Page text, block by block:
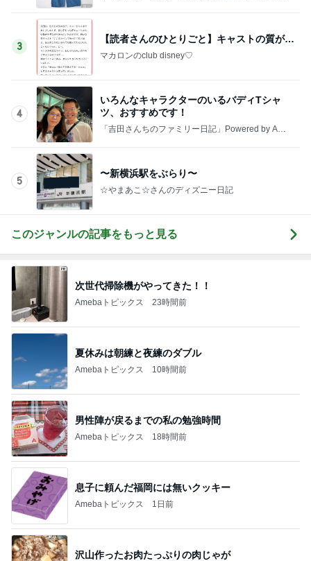
3
【読者さんのひとりごと】キャストの質が…
マカロンのclub disney♡
4
いろんなキャラクターのいるバディTシャ
ツ、おすすめです！
「吉田さんちのファミリー日記」Powered by Ame
5
〜新横浜駅をぶらり〜
☆やまあこ☆さんのディズニー日記
このジャンルの記事をもっと見る
次世代掃除機がやってきた！！
Amebaトピックス 23時間前
夏休みは朝練と夜練のダブル
Amebaトピックス 10時間前
男性陣が戻るまでの私の勉強時間
Amebaトピックス 18時間前
息子に頼んだ福岡には無いクッキー
Amebaトピックス 1日前
沢山作ったお肉たっぷりの肉じゃが